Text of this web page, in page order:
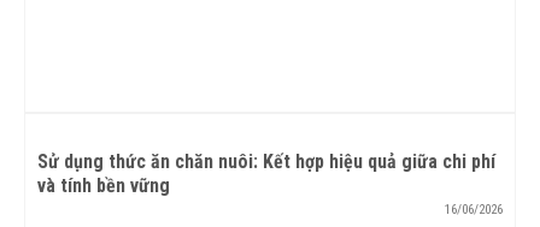
Sử dụng thức ăn chăn nuôi: Kết hợp hiệu quả giữa chi phí
và tính bền vững
16/06/2026